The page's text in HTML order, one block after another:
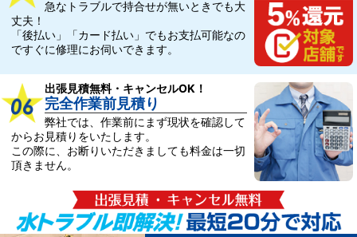
急なトラブルで持合せが無いときでも大
丈夫！
「後払い」「カード払い」でもお支払可能なの
ですぐに修理にお伺いできます。
出張見積無料・キャンセルOK！
完全作業前見積り
弊社では、作業前にまず現状を確認して
からお見積りをいたします。
この際に、お断りいただきましても料金は一切
頂きません。